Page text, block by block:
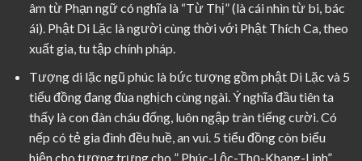
âm từ Phạn ngữ có nghĩa là “Từ Thị” (là cái nhìn từ bi, bác
ái). Phật Di Lặc là người cùng thời với Phật Thích Ca, theo
xuất gia, tu tập chính pháp.
Tượng di lặc ngũ phúc là bức tượng gồm phật Di Lặc và 5
tiểu đồng đang đùa nghịch cùng ngài. Ý nghĩa đầu tiên ta
thấy là con đàn cháu đống, luôn ngập tràn tiếng cười. Có
nếp có tẻ gia đình đều huề, an vui. 5 tiểu đồng còn biểu
hiện cho tượng trưng cho ” Phúc-Lộc-Thọ-Khang-Linh”.